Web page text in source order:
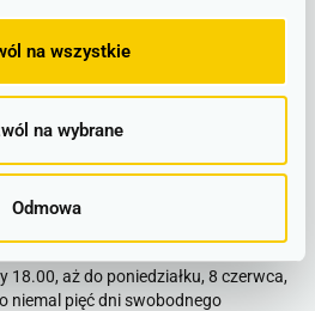
na wszystkie
na wybrane
Odmowa
odcinkach Sędzisław – Lubawka –
odcinku Rawicz – Bojanowo,
na odcinku Międzylesie – Lichkov.
18.00, aż do poniedziałku, 8 czerwca,
niemal pięć dni swobodnego